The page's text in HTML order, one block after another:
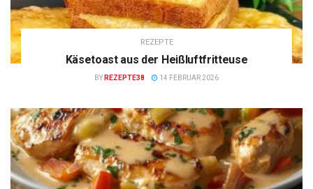
REZEPTE
Käsetoast aus der Heißluftfritteuse
BY REZEPTE38 14 FEBRUAR 2026